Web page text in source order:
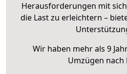
Herausforderungen mit
die Last zu erleichtern –
Wir haben mehr als 9
Umzügen nach